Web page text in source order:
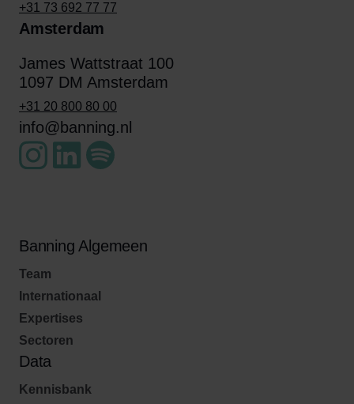
+31 73 692 77 77
Amsterdam
James Wattstraat 100
1097 DM Amsterdam
+31 20 800 80 00
info@banning.nl
Banning Algemeen
Team
Internationaal
Expertises
Sectoren
Data
Kennisbank